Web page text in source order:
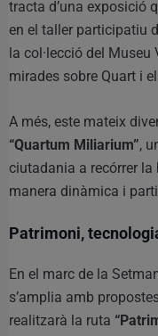
tracta d’una exposició
en el taller participatiu
la col·lecció del
mirades sobre Quart i
A més, este mateix
“Quartum Miliarium”,
ciutadania a recórrer la
manera dinàmica i
Patrimoni,
En el marc de la
s’amplia amb
realitzarà la ruta